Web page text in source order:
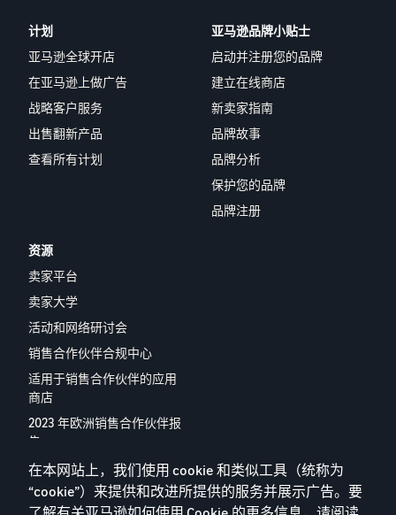
计划
亚马逊全球开店
在亚马逊上做广告
战略客户服务
出售翻新产品
查看所有计划
亚马逊品牌小贴士
启动并注册您的品牌
建立在线商店
新卖家指南
品牌故事
品牌分析
保护您的品牌
品牌注册
资源
卖家平台
卖家大学
活动和网络研讨会
销售合作伙伴合规中心
适用于销售合作伙伴的应用
商店
2023 年欧洲销售合作伙伴报
告
联系我们
在本网站上，我们使用 cookie 和类似工具（统称为
“cookie”）来提供和改进所提供的服务并展示广告。要